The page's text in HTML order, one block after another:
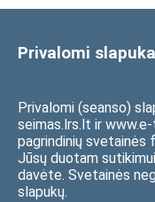
Privalomi
Privalomi (seanso)
seimas.lrs.lt ir
pagrindinių svetainės
Jūsų duotam
davėte. Svetainės
slapukų.